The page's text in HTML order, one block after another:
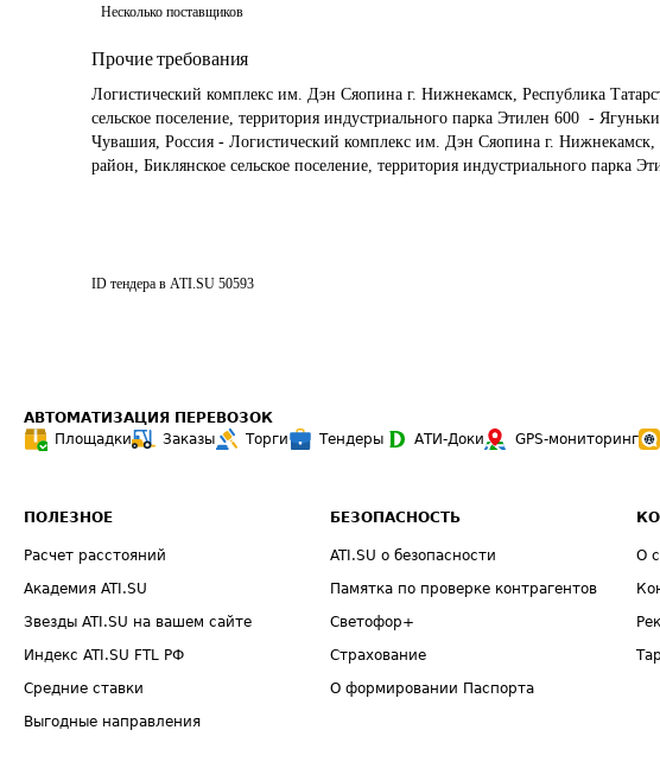
Несколько поставщиков
Прочие требования
Логистический комплекс им. Дэн Сяопина г. Нижнекамск, Республика
сельское поселение, территория индустриального парка Этилен 600  -
Чувашия, Россия - Логистический комплекс им. Дэн Сяопина г. Нижнекамск,
район, Биклянское сельское поселение, территория индустриального парка
ID тендера в ATI.SU 50593
АВТОМАТИЗАЦИЯ ПЕРЕВОЗОК
Площадки
Заказы Торги Тендеры АТИ-Доки GPS-мониторинг
ПОЛЕЗНОЕ
Расчет расстояний
Академия ATI.SU
Звезды ATI.SU на вашем сайте
Индекс ATI.SU FTL РФ
Средние ставки
Выгодные направления
БЕЗОПАСНОСТЬ
ATI.SU о безопасности
Памятка по проверке контрагентов
Светофор+
Страхование
О формировании Паспорта
О